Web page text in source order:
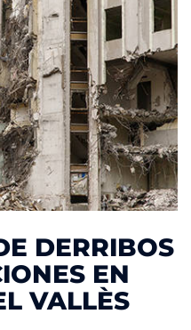
DERRIBOS
EN
VALLÈS